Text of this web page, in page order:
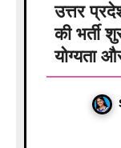
उत्तर
की भर्ती
योग्यता